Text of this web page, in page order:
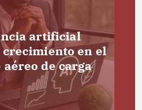
artificial
en el
de carga